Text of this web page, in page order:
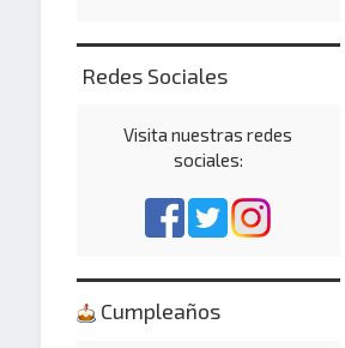
Redes Sociales
Visita nuestras redes
sociales:
Cumpleaños